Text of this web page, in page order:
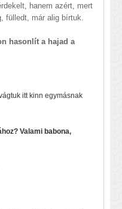
hanem azért, mert
fülledt, már alig bírtuk.
hasonlít a hajad a
itt kinn egymásnak
Valami babona,